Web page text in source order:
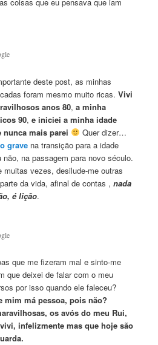
deste post, as minhas
foram mesmo muito ricas.Vivi
anos 80,a minha
90,e iniciei a minha idade
mais parei
Quer dizer…
grave na transição para a idade
na passagem para novo século.
vezes, desilude-me outras
da vida, afinal de contas ,nada
é lição.
que me fizeram mal e sinto-me
que deixei de falar com o meu
por isso quando ele faleceu?
mim má pessoa, pois não?
os avós do meu Rui,
infelizmente mas que hoje são